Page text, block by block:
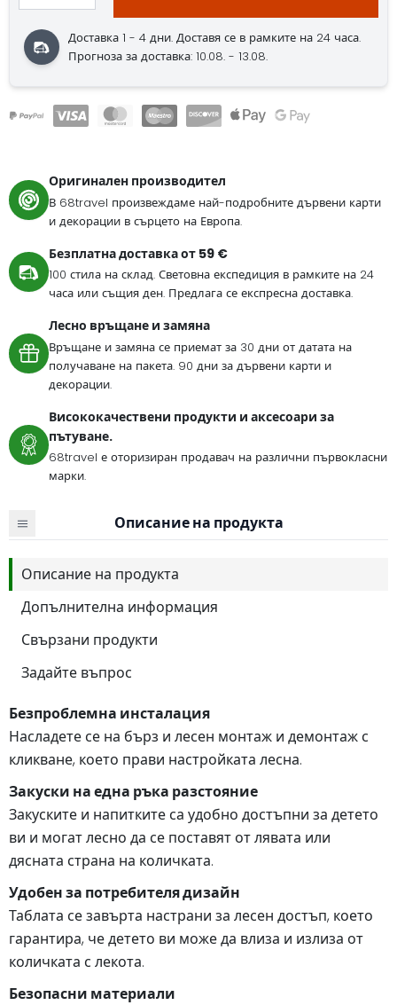
Доставка 1 - 4 дни. Доставя се в рамките на 24 часа.
Прогноза за доставка: 10.08. - 13.08.
Оригинален производител
В 68travel произвеждаме най-подробните дървени карти
и декорации в сърцето на Европа.
Безплатна доставка от 59 €
100 стила на склад. Световна експедиция в рамките на 24
часа или същия ден. Предлага се експресна доставка.
Лесно връщане и замяна
Връщане и замяна се приемат за 30 дни от датата на
получаване на пакета. 90 дни за дървени карти и
декорации.
Висококачествени продукти и аксесоари за
пътуване.
68travel е оторизиран продавач на различни първокласни
марки.
Описание на продукта
Описание на продукта
Допълнителна информация
Свързани продукти
Задайте въпрос
Безпроблемна инсталация
Насладете се на бърз и лесен монтаж и демонтаж с
кликване, което прави настройката лесна.
Закуски на една ръка разстояние
Закуските и напитките са удобно достъпни за детето
ви и могат лесно да се поставят от лявата или
дясната страна на количката.
Удобен за потребителя дизайн
Таблата се завърта настрани за лесен достъп, което
гарантира, че детето ви може да влиза и излиза от
количката с лекота.
Безопасни материали